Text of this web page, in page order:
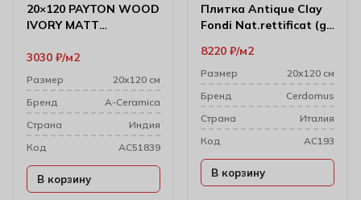
20×120 PAYTON WOOD
IVORY MATT
3030 ₽ м2
Размер
20х120 см
Бренд
A-Ceramica
Cтрана
Индия
Код
AC51839
В корзину
Плитка Antique Clay
Fondi Nat.rettificat (gl)
8220 ₽ м2
Размер
20х120 см
Бренд
Cerdomus
Cтрана
Италия
Код
AC193
В корзину